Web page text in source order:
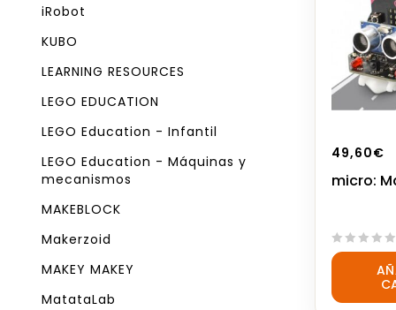
49,60€
micro:
0
5
iRobot
KUBO
LEARNING RESOURCES
LEGO EDUCATION
LEGO Education - Infantil
LEGO Education - Máquinas y
mecanismos
MAKEBLOCK
Makerzoid
MAKEY MAKEY
MatataLab